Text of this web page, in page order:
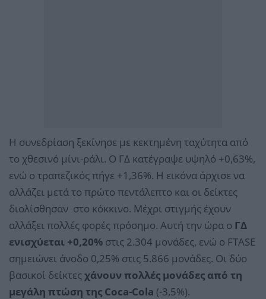
Η συνεδρίαση ξεκίνησε με κεκτημένη ταχύτητα από
το χθεσινό μίνι-ράλι. Ο ΓΔ κατέγραψε υψηλό +0,63%,
ενώ ο τραπεζικός πήγε +1,36%. Η εικόνα άρχισε να
αλλάζει μετά το πρώτο πεντάλεπτο και οι δείκτες
διολίσθησαν στο κόκκινο. Μέχρι στιγμής έχουν
αλλάξει πολλές φορές πρόσημο. Αυτή την ώρα ο ΓΔ
ενισχύεται +0,20% στις 2.304 μονάδες, ενώ ο FTASE
σημειώνει άνοδο 0,25% στις 5.866 μονάδες. Οι δύο
βασικοί δείκτες χάνουν πολλές μονάδες από τη
μεγάλη πτώση της Coca-Cola (-3,5%).